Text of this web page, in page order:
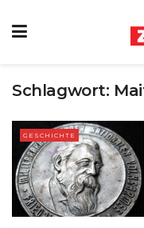
Schlagwort:
GESCHICHTE